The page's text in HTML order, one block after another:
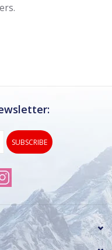
SUBSCRIBE